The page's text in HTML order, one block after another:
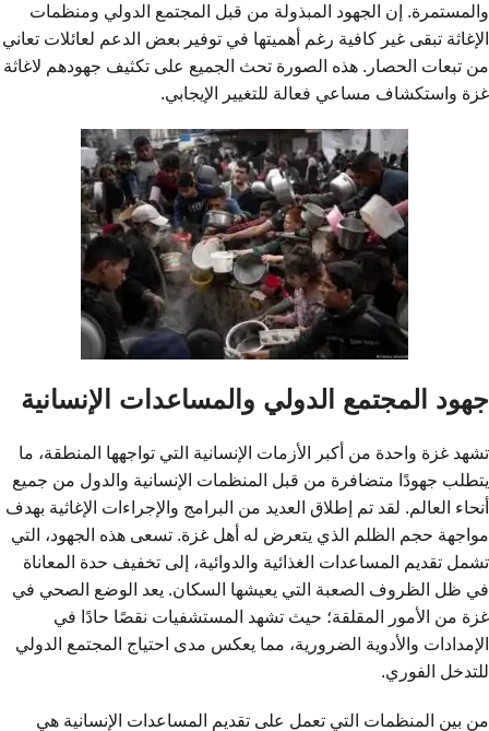
والمستمرة. إن الجهود المبذولة من قبل المجتمع الدولي ومنظمات
الإغاثة تبقى غير كافية رغم أهميتها في توفير بعض الدعم لعائلات تعاني
من تبعات الحصار. هذه الصورة تحث الجميع على تكثيف جهودهم لاغاثة
غزة واستكشاف مساعي فعالة للتغيير الإيجابي.
جهود المجتمع الدولي والمساعدات الإنسانية
تشهد غزة واحدة من أكبر الأزمات الإنسانية التي تواجهها المنطقة، ما
يتطلب جهودًا متضافرة من قبل المنظمات الإنسانية والدول من جميع
أنحاء العالم. لقد تم إطلاق العديد من البرامج والإجراءات الإغاثية بهدف
مواجهة حجم الظلم الذي يتعرض له أهل غزة. تسعى هذه الجهود، التي
تشمل تقديم المساعدات الغذائية والدوائية، إلى تخفيف حدة المعاناة
في ظل الظروف الصعبة التي يعيشها السكان. يعد الوضع الصحي في
غزة من الأمور المقلقة؛ حيث تشهد المستشفيات نقصًا حادًا في
الإمدادات والأدوية الضرورية، مما يعكس مدى احتياج المجتمع الدولي
للتدخل الفوري.
من بين المنظمات التي تعمل على تقديم المساعدات الإنسانية هي